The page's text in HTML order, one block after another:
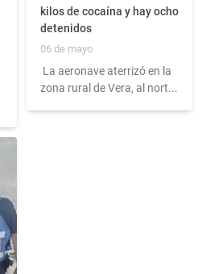
kilos de cocaína y hay ocho
detenidos
06 de mayo
La aeronave aterrizó en la
zona rural de Vera, al nort...